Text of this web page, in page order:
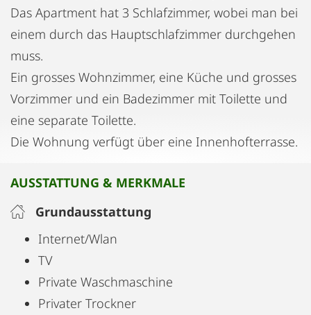
Das Apartment hat 3 Schlafzimmer, wobei man bei
einem durch das Hauptschlafzimmer durchgehen
muss.
Ein grosses Wohnzimmer, eine Küche und grosses
Vorzimmer und ein Badezimmer mit Toilette und
eine separate Toilette.
Die Wohnung verfügt über eine Innenhofterrasse.
AUSSTATTUNG & MERKMALE
Grundausstattung
Internet/Wlan
TV
Private Waschmaschine
Privater Trockner